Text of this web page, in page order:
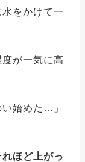
をかけて一
が一気に高
始めた…」
ほど上がっ